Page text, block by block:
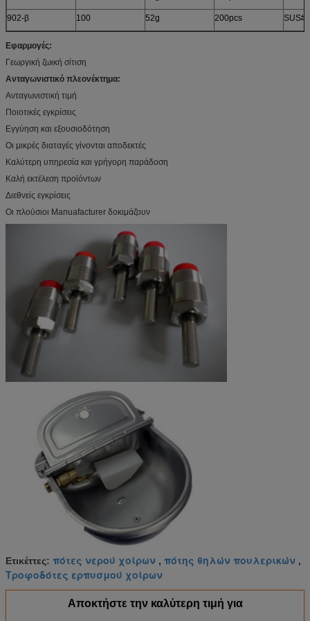
902-β 100 52g 200pcs
Εφαρμογές:
Γεωργική ζωική σίτιση
Ανταγωνιστικό πλεονέκτημα:
Ανταγωνιστική τιμή
Ποιοτικές εγκρίσεις
Εγγύηση και εξουσιοδότηση
Οι μικρές διαταγές γίνονται αποδεκτές
Καλύτερη υπηρεσία και γρήγορη παράδοση
Καλή εκτέλεση προϊόντων
Διεθνείς εγκρίσεις
Οι πλούσιοι Manuafacturer δοκιμάζουν
Ετικέττες: πότες νερού χοίρων , πότης θηλών πουλερικών ,
Τροφοδότες ερπυσμού χοίρων
Αποκτήστε την καλύτερη τιμή για